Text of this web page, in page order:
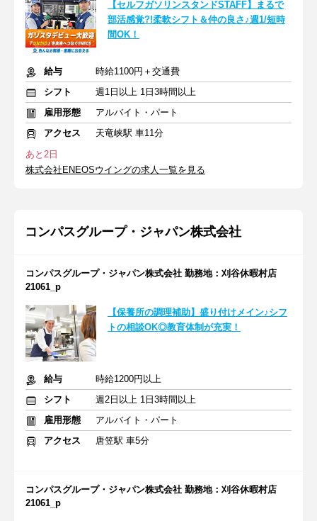
【セルフガソリンスタンドSTAFF】まるで
部活感覚?!柔軟シフト＆仲の良さ♪週1/短時
間OK！
給与
時給1100円＋交通費
シフト
週1日以上 1日3時間以上
雇用形態
アルバイト・パート
アクセス
天竜峡駅 車11分
あと2日
株式会社ENEOSウイングの求人一覧を見る
コンパスグループ・ジャパン株式会社
コンパスグループ・ジャパン株式会社 勤務地：刈谷休暇村店
21061_p
【保養所の調理補助】盛り付けメイン♪シフ
トの相談OK◎教育体制が充実！
給与
時給1200円以上
シフト
週2日以上 1日3時間以上
雇用形態
アルバイト・パート
アクセス
唐笠駅 車5分
コンパスグループ・ジャパン株式会社 勤務地：刈谷休暇村店
21061_p